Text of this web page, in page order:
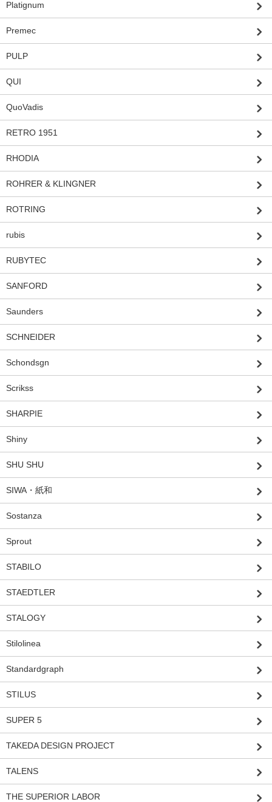
Platignum
Premec
PULP
QUI
QuoVadis
RETRO 1951
RHODIA
ROHRER & KLINGNER
ROTRING
rubis
RUBYTEC
SANFORD
Saunders
SCHNEIDER
Schondsgn
Scrikss
SHARPIE
Shiny
SHU SHU
SIWA・紙和
Sostanza
Sprout
STABILO
STAEDTLER
STALOGY
Stilolinea
Standardgraph
STILUS
SUPER 5
TAKEDA DESIGN PROJECT
TALENS
THE SUPERIOR LABOR